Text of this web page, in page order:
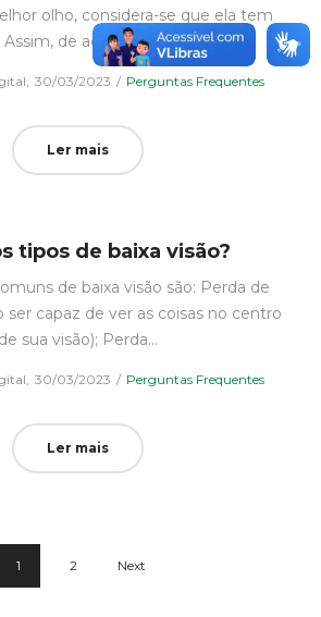
olho, considera-se que ela tem
Assim, de acordo com a OMS…
Posted
30/03/2023
Posted
Perguntas Frequentes
Ler mais
tipos de baixa visão?
de baixa visão são: Perda de
ser capaz de ver as coisas no centro
de sua visão); Perda…
Posted
30/03/2023
Posted
Perguntas Frequentes
Ler mais
1 2 Next